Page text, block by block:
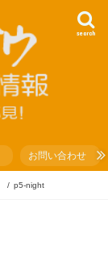
search
お問い合わせ
p5-night